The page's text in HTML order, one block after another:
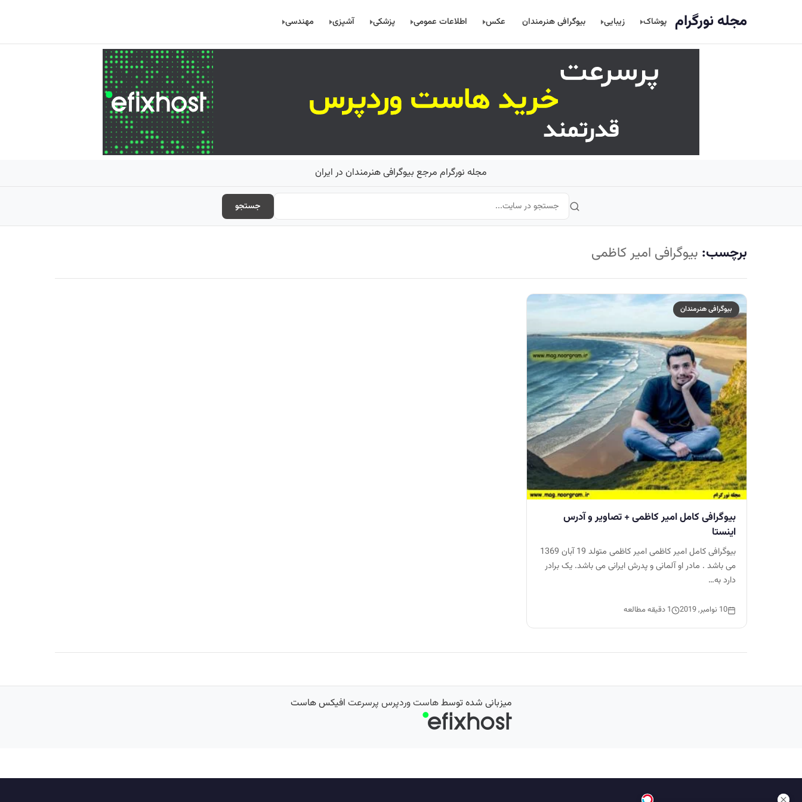
مجله نورگرام پوشاک زیبایی بیوگرافی هنرمندان عکس اطلاعات عمومی پزشکی آشپزی مهندسی
مجله نورگرام مرجع بیوگرافی هنرمندان در ایران
جستجو
برچسب: بیوگرافی امیر کاظمی
بیوگرافی هنرمندان
بیوگرافی کامل امیر کاظمی + تصاویر و آدرس
اینستا
بیوگرافی کامل امیر کاظمی امیر کاظمی متولد 19 آبان 1369
می باشد . مادر او آلمانی و پدرش ایرانی می باشد. یک برادر
دارد به…
10 نوامبر, 2019 1 دقیقه مطالعه
میزبانی شده توسطهاست وردپرس پرسرعت افیکس هاست